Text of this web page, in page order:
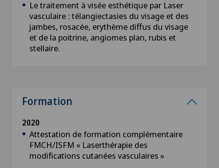
Le traitement à visée esthétique par Laser
vasculaire : télangiectasies du visage et des
jambes, rosacée, erythème diffus du visage
et de la poitrine, angiomes plan, rubis et
stellaire.
Formation
2020
Attestation de formation complémentaire
FMCH/ISFM « Laserthérapie des
modifications cutanées vasculaires »